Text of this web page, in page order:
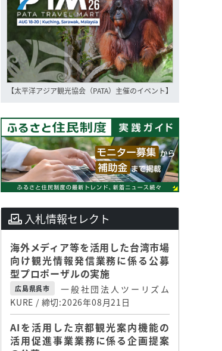
【太平洋アジア観光協会（PATA）主催のイベント】
入札情報セレクト
海外メディア等を活用した台湾市場
向け観光情報発信業務に係る公募
型プロポーザルの実施
広島県呉市
一般社団法人ツーリズム
KURE / 締切:2026年08月21日
AIを活用した京都観光案内機能の
活用促進事業業務に係る企画提案